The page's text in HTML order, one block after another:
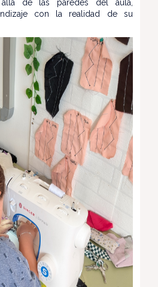
de las paredes del aula,
con la realidad de su